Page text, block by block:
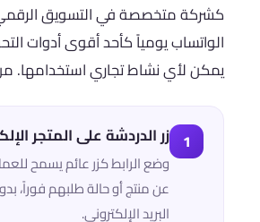
كشركة متخصصة في التسويق
الواتساب يومياً كأحد أقوى أدوات
يمكن لأي نشاط تجاري استخدامها. من
1 زر الدردشة على المتجر
وضع الرابط كزر عائم يسمح
عن منتج أو حالة طلبهم فوراً،
البريد الإلكتروني.